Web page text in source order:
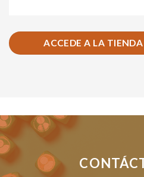
ACCEDE A LA